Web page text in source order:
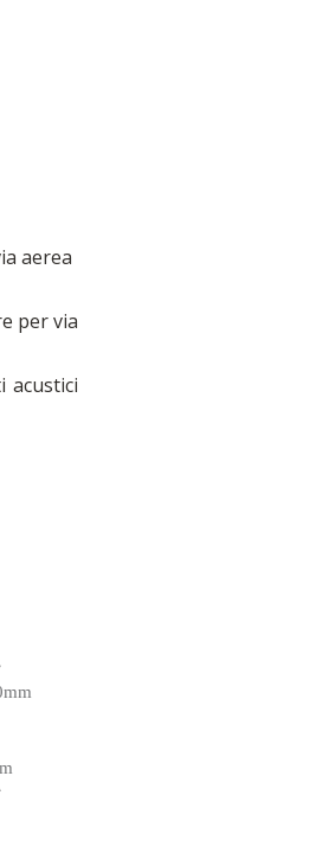
aerea
per via